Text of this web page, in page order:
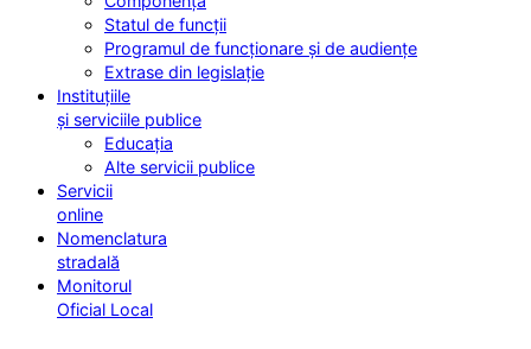
Statul de funcții
Programul de funcționare și de audiențe
Extrase din legislație
Instituțiile
și serviciile publice
Educația
Alte servicii publice
Servicii
online
Nomenclatura
stradală
Monitorul
Oficial Local